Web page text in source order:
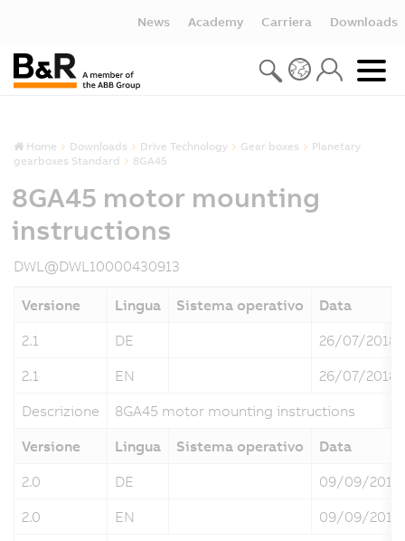
News Academy Carriera Downloads
Home Downloads Drive Technology Gear boxes
Planetary
gearboxes Standard
8GA45
8GA45 motor mounting
instructions
DWL@DWL10000430913
Versione Lingua Sistema operativo
Data
2.1
DE
26/07/2018
2.1
EN
26/07/2018
Descrizione
8GA45 motor mounting instructions
Versione
Lingua Sistema operativo
Data
2.0
DE
09/09/2016
2.0
EN
09/09/2016